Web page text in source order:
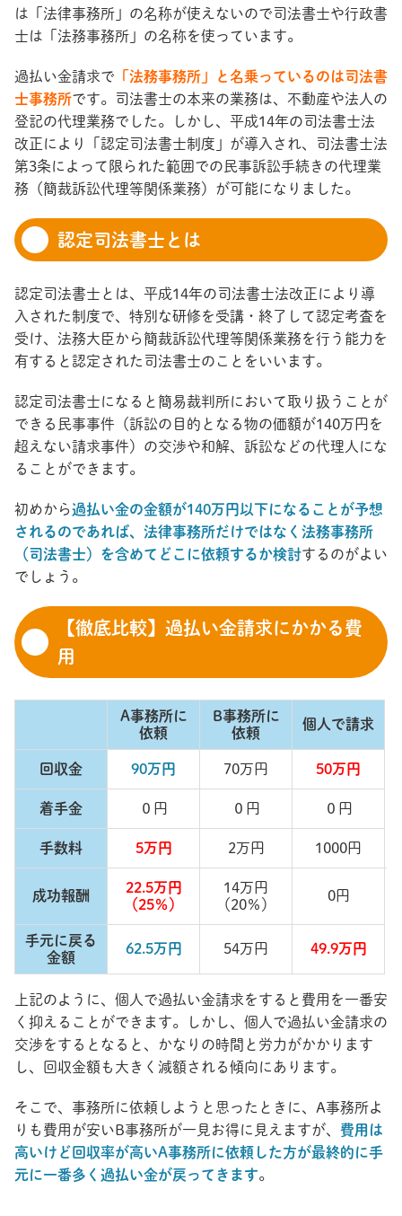
は「法律事務所」の名称が使えないので司法書士や行政書
士は「法務事務所」の名称を使っています。
過払い金請求で 「法務事務所」と名乗っているのは司法書
士事務所です。司法書士の本来の業務は、不動産や法人の
登記の代理業務でした。しかし、平成14年の司法書士法
改正により「認定司法書士制度」が導入され、司法書士法
第3条によって限られた範囲での民事訴訟手続きの代理業
務（簡裁訴訟代理等関係業務）が可能になりました。
認定司法書士とは
認定司法書士とは、平成14年の司法書士法改正により導
入された制度で、特別な研修を受講・終了して認定考査を
受け、法務大臣から簡裁訴訟代理等関係業務を行う能力を
有すると認定された司法書士のことをいいます。
認定司法書士になると簡易裁判所において取り扱うことが
できる民事事件（訴訟の目的となる物の価額が140万円を
超えない請求事件）の交渉や和解、訴訟などの代理人にな
ることができます。
初めから過払い金の金額が140万円以下になることが予想
されるのであれば、法律事務所だけではなく法務事務所
（司法書士）を含めてどこに依頼するか検討するのがよい
でしょう。
【徹底比較】過払い金請求にかかる費
用
A事務所に
依頼
B事務所に
依頼
個人で請求
回収金 90万円 70万円 50万円
着手金 ０円 ０円 ０円
手数料 5万円 2万円 1000円
成功報酬
22.5万円
（25％）
14万円
（20％）
0円
手元に戻る
金額
62.5万円 54万円 49.9万円
上記のように、個人で過払い金請求をすると費用を一番安
く抑えることができます。しかし、個人で過払い金請求の
交渉をするとなると、かなりの時間と労力がかかります
し、回収金額も大きく減額される傾向にあります。
そこで、事務所に依頼しようと思ったときに、A事務所よ
りも費用が安いB事務所が一見お得に見えますが、 費用は
高いけど回収率が高いA事務所に依頼した方が最終的に手
元に一番多く過払い金が戻ってきます。